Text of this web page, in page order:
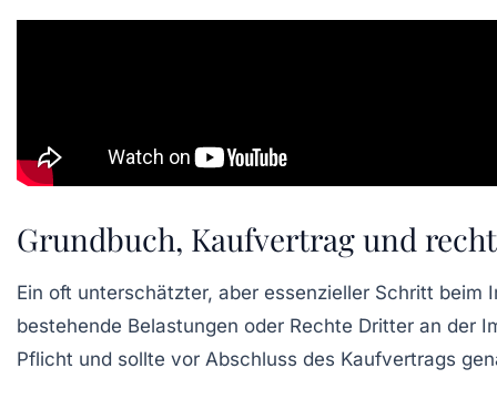
Grundbuch, Kaufvertrag und
Ein oft unterschätzter, aber essenzieller Schritt
bestehende Belastungen oder Rechte Dritter an der
Pflicht und sollte vor Abschluss des Kaufvertrags